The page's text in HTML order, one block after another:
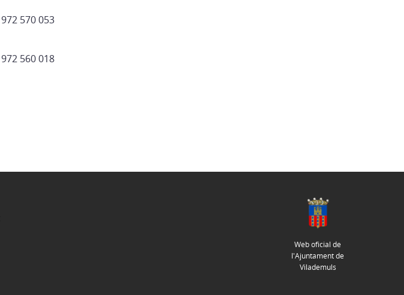
972 570 053
972 560 018
Web oficial de
l'Ajuntament de
Vilademuls